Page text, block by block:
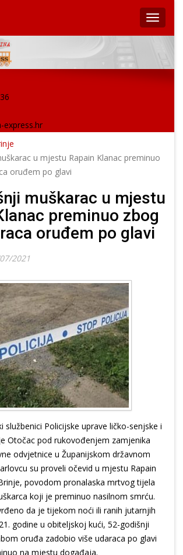
express.hr
u mjestu Rapain Klanac preminuo
oruđem po glavi
muškarac u mjestu
preminuo zbog
oruđem po glavi
2021
službenici Policijske uprave ličko-senjske i
Otočac pod rukovođenjem zamjenika
odvjetnice u Županijskom državnom
su proveli očevid u mjestu Rapain
povodom pronalaska mrtvog tijela
koji je preminuo nasilnom smrću.
da je tijekom noći ili ranih jutarnjih
godine u obiteljskoj kući, 52-godišnji
oruđa zadobio više udaraca po glavi
na mjestu događaja.